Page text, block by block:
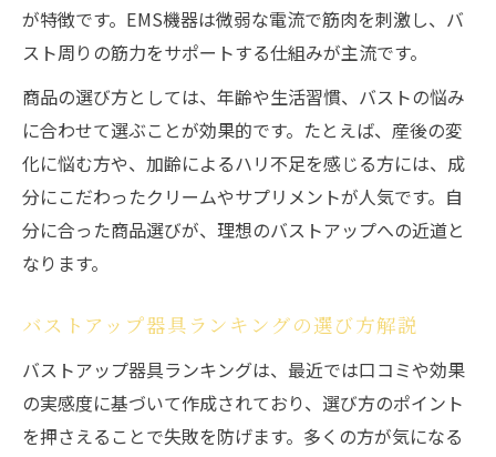
が特徴です。EMS機器は微弱な電流で筋肉を刺激し、バ
スト周りの筋力をサポートする仕組みが主流です。
商品の選び方としては、年齢や生活習慣、バストの悩み
に合わせて選ぶことが効果的です。たとえば、産後の変
化に悩む方や、加齢によるハリ不足を感じる方には、成
分にこだわったクリームやサプリメントが人気です。自
分に合った商品選びが、理想のバストアップへの近道と
なります。
バストアップ器具ランキングの選び方解説
バストアップ器具ランキングは、最近では口コミや効果
の実感度に基づいて作成されており、選び方のポイント
を押さえることで失敗を防げます。多くの方が気になる